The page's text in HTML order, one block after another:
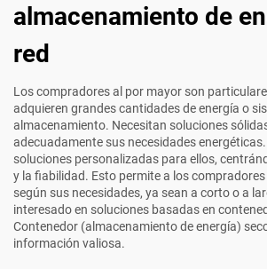
almacenamiento de
red
Los compradores al por mayor son
adquieren grandes cantidades de energía o
almacenamiento. Necesitan soluciones
adecuadamente sus necesidades
soluciones personalizadas para ellos,
y la fiabilidad. Esto permite a los
según sus necesidades, ya sean a corto o a
interesado en soluciones basadas en
Contenedor (almacenamiento de energía)
información valiosa.